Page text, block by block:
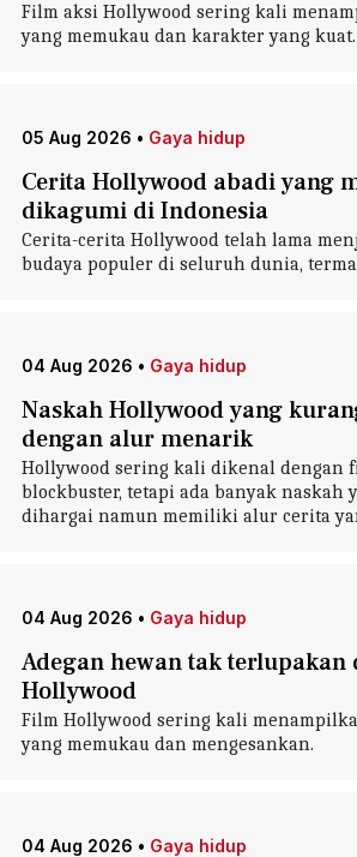
Film aksi Hollywood sering kali
yang memukau dan karakter yang kuat.
05 Aug 2026 • Gaya hidup
Cerita Hollywood abadi yang
dikagumi di Indonesia
Cerita-cerita Hollywood telah lama
budaya populer di seluruh dunia,
04 Aug 2026 • Gaya hidup
Naskah Hollywood yang
dengan alur menarik
Hollywood sering kali dikenal dengan
blockbuster, tetapi ada banyak naskah
dihargai namun memiliki alur cerita
04 Aug 2026 • Gaya hidup
Adegan hewan tak
Hollywood
Film Hollywood sering kali
yang memukau dan mengesankan.
04 Aug 2026 • Gaya hidup